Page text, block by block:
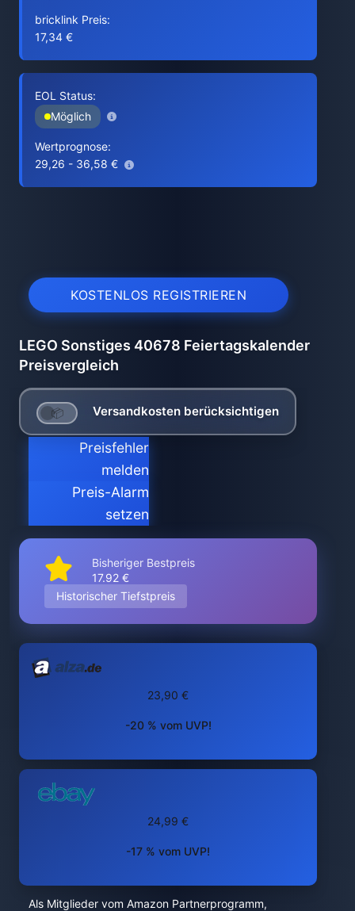
bricklink Preis:
17,34 €
EOL Status:
Möglich
Wertprognose:
29,26 - 36,58 €
KOSTENLOS REGISTRIEREN
LEGO Sonstiges 40678 Feiertagskalender
Preisvergleich
Versandkosten berücksichtigen
Preisfehler
melden
Preis-Alarm
setzen
Bisheriger Bestpreis
17.92 €
Historischer Tiefstpreis
23,90 €
-20 % vom UVP!
24,99 €
-17 % vom UVP!
Als Mitglieder vom Amazon Partnerprogramm,